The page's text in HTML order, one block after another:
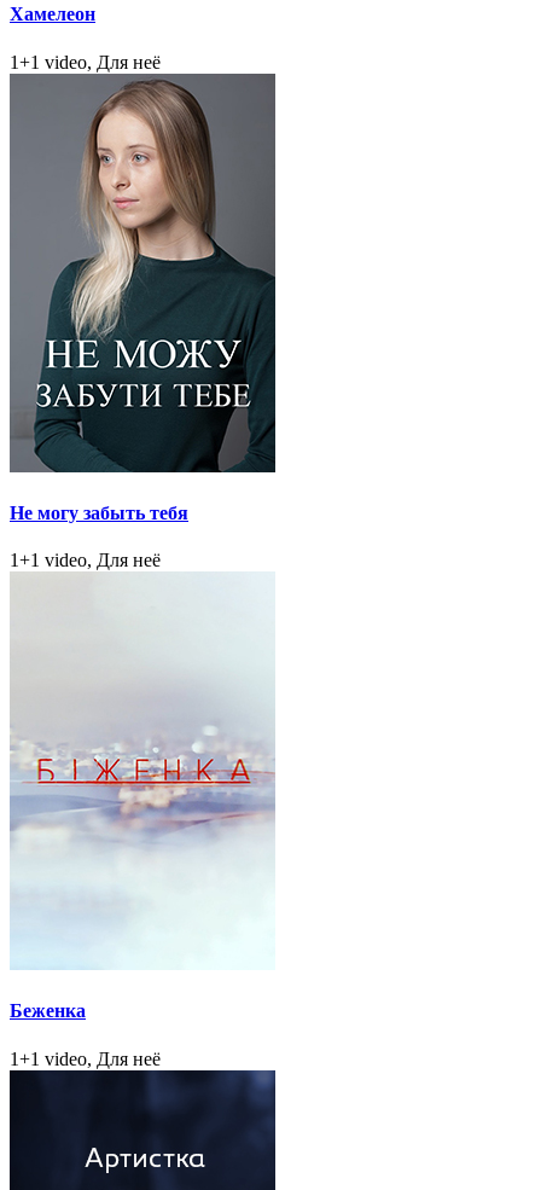
Хамелеон
1+1 video, Для неё
Не могу забыть тебя
1+1 video, Для неё
Беженка
1+1 video, Для неё